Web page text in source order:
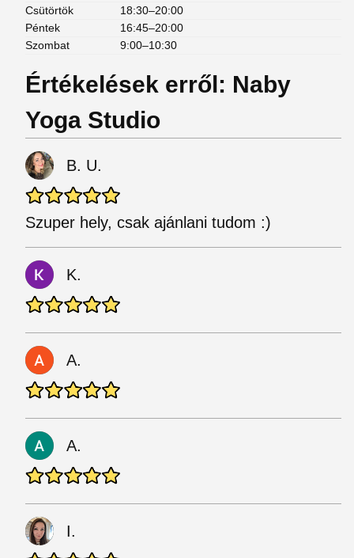
Csütörtök
18:30–20:00
Péntek
16:45–20:00
Szombat
9:00–10:30
Értékelések erről: Naby
Yoga Studio
B. U.
Szuper hely, csak ajánlani tudom :)
K.
A.
A.
I.